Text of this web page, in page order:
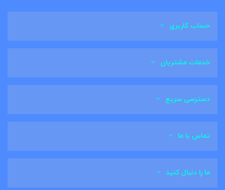
حساب کاربری
خدمات مشتریان
دسترسی سریع
تماس با ما
ما را دنبال کنید